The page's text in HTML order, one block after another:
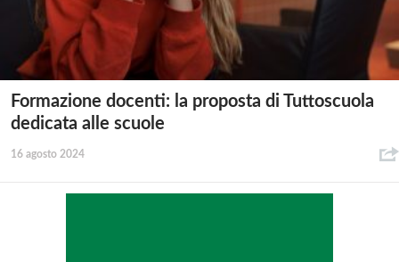
Formazione docenti: la proposta di Tuttoscuola
dedicata alle scuole
16 agosto 2024